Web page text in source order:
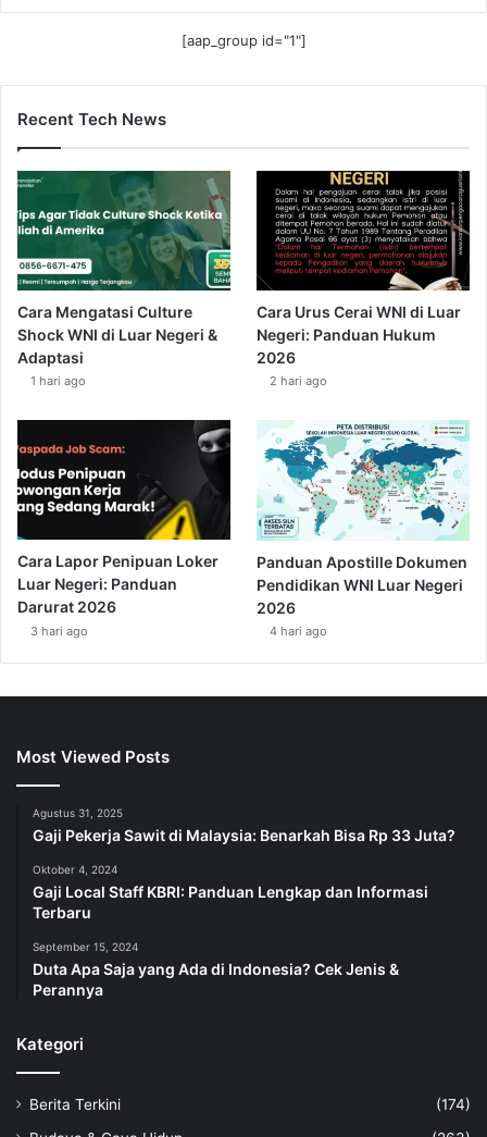
[aap_group id="1"]
Recent Tech News
Cara Mengatasi Culture
Shock WNI di Luar Negeri &
Adaptasi
1 hari ago
Cara Urus Cerai WNI di Luar
Negeri: Panduan Hukum
2026
2 hari ago
Cara Lapor Penipuan Loker
Luar Negeri: Panduan
Darurat 2026
3 hari ago
Panduan Apostille Dokumen
Pendidikan WNI Luar Negeri
2026
4 hari ago
Most Viewed Posts
Agustus 31, 2025
Gaji Pekerja Sawit di Malaysia: Benarkah Bisa Rp 33 Juta?
Oktober 4, 2024
Gaji Local Staff KBRI: Panduan Lengkap dan Informasi
Terbaru
September 15, 2024
Duta Apa Saja yang Ada di Indonesia? Cek Jenis &
Perannya
Kategori
Berita Terkini
(174)